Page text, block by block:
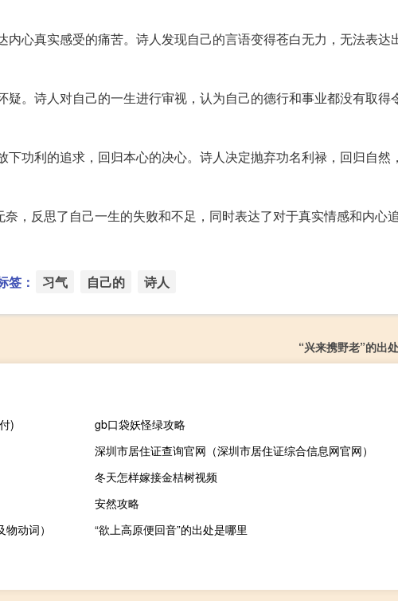
心真实感受的痛苦。诗人发现自己的言语变得苍白无力，无法表达
。诗人对自己的一生进行审视，认为自己的德行和事业都没有取得
功利的追求，回归本心的决心。诗人决定抛弃功名利禄，回归自然
，反思了自己一生的失败和不足，同时表达了对于真实情感和内心
签： 习气 自己的 诗人
“兴来携野老”的出
)
gb口袋妖怪绿攻略
深圳市居住证查询官网（深圳市居住证综合信息网官网）
冬天怎样嫁接金桔树视频
安然攻略
动词）
“欲上高原便回音”的出处是哪里